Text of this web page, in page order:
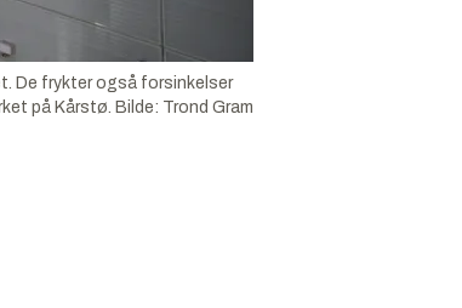
De frykter også forsinkelser
på Kårstø. Bilde: Trond Gram